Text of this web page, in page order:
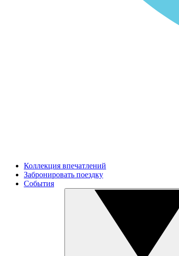
Коллекция впечатлений
Забронировать поездку
События